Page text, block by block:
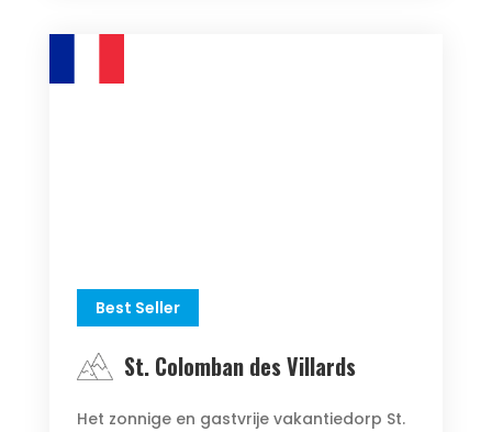
Best Seller
St. Colomban des Villards
Het zonnige en gastvrije vakantiedorp St.